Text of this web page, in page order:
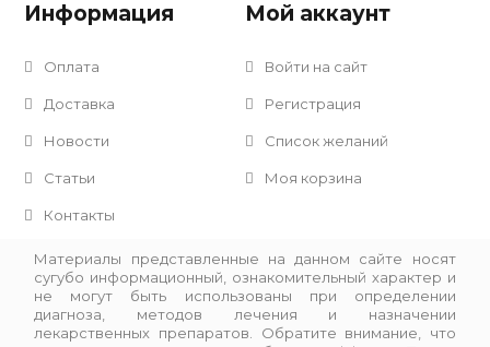
Информация
Оплата
Доставка
Новости
Статьи
Контакты
Мой аккаунт
Войти на сайт
Регистрация
Список желаний
Моя корзина
Материалы представленные на данном сайте носят
сугубо информационный, ознакомительный характер и
не могут быть использованы при определении
диагноза, методов лечения и назначении
лекарственных препаратов. Обратите внимание, что